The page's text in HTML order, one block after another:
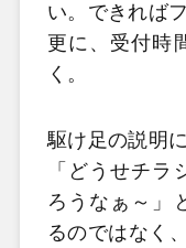
い。できれば
更に、受付時
く。
駆け足の説明
「どうせチ
ろうなぁ～」
るのではなく